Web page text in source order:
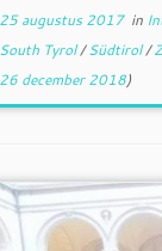
25 augustus 2017in
South Tyrol/Südtirol/
26 december 2018)